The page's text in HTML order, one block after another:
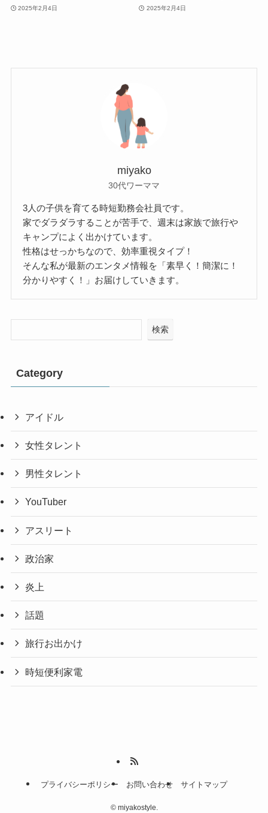
2025年2月4日 2025年2月4日
miyako
30代ワーママ
3人の子供を育てる時短勤務会社員です。
家でダラダラすることが苦手で、週末は家族で旅行や
キャンプによく出かけています。
性格はせっかちなので、効率重視タイプ！
そんな私が最新のエンタメ情報を「素早く！簡潔に！
分かりやすく！」お届けしていきます。
検索
Category
アイドル
女性タレント
男性タレント
YouTuber
アスリート
政治家
炎上
話題
旅行お出かけ
時短便利家電
プライバシーポリシー お問い合わせ サイトマップ
©miyakostyle.